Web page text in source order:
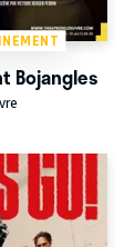
Bojangles